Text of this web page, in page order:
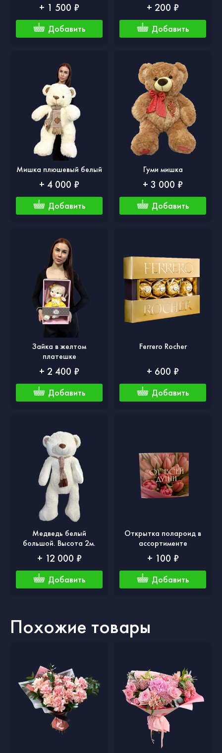
+ 1 500 ₽
Добавить
+ 200 ₽
Добавить
Мишка плюшевый белый
+ 4 000 ₽
Добавить
Гуми мишка
+ 3 000 ₽
Добавить
Зайка в желтом
платешке
+ 2 400 ₽
Добавить
Ferrero Rocher
+ 600 ₽
Добавить
Медведь белый
большой. Высота 2м.
+ 12 000 ₽
Добавить
Открытка полароид в
ассортименте
+ 100 ₽
Добавить
Похожие товары